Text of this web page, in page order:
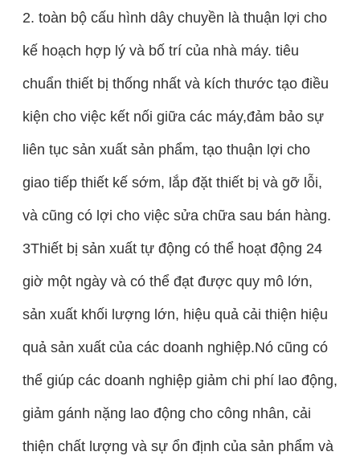
2. toàn bộ cấu hình dây chuyền là thuận lợi cho
kế hoạch hợp lý và bố trí của nhà máy. tiêu
chuẩn thiết bị thống nhất và kích thước tạo điều
kiện cho việc kết nối giữa các máy,đảm bảo sự
liên tục sản xuất sản phẩm, tạo thuận lợi cho
giao tiếp thiết kế sớm, lắp đặt thiết bị và gỡ lỗi,
và cũng có lợi cho việc sửa chữa sau bán hàng.
3Thiết bị sản xuất tự động có thể hoạt động 24
giờ một ngày và có thể đạt được quy mô lớn,
sản xuất khối lượng lớn, hiệu quả cải thiện hiệu
quả sản xuất của các doanh nghiệp.Nó cũng có
thể giúp các doanh nghiệp giảm chi phí lao động,
giảm gánh nặng lao động cho công nhân, cải
thiện chất lượng và sự ổn định của sản phẩm và